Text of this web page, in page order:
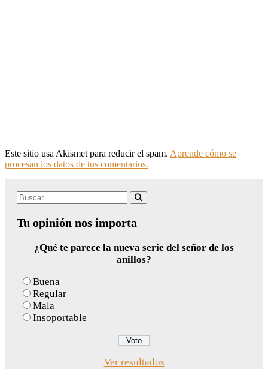
Este sitio usa Akismet para reducir el spam. Aprende cómo se
procesan los datos de tus comentarios.
Search
Tu opinión nos importa
¿Qué te parece la nueva serie del señor de los
anillos?
Buena
Regular
Mala
Insoportable
Ver resultados